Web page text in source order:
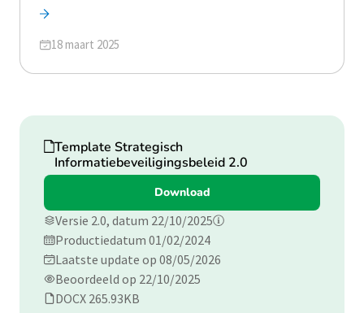
Geüpdatet op
18 maart 2025
Download
Template Strategisch
Informatiebeveiligingsbeleid 2.0
Download
Versie 2.0, datum 22/10/2025
Productiedatum 01/02/2024
Laatste update op 08/05/2026
Beoordeeld op 22/10/2025
DOCX 265.93KB